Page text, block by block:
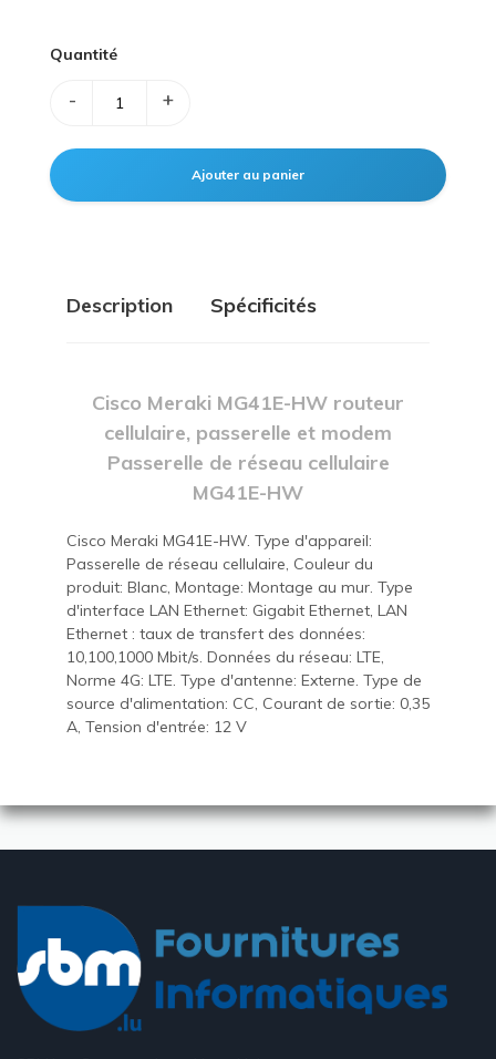
Quantité
- +
Description Spécificités
Cisco Meraki MG41E-HW routeur
cellulaire, passerelle et modem
Passerelle de réseau cellulaire
MG41E-HW
Cisco Meraki MG41E-HW. Type d'appareil:
Passerelle de réseau cellulaire, Couleur du
produit: Blanc, Montage: Montage au mur. Type
d'interface LAN Ethernet: Gigabit Ethernet, LAN
Ethernet : taux de transfert des données:
10,100,1000 Mbit/s. Données du réseau: LTE,
Norme 4G: LTE. Type d'antenne: Externe. Type de
source d'alimentation: CC, Courant de sortie: 0,35
A, Tension d'entrée: 12 V